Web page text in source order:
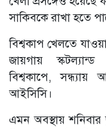
সাকিবকে রাখা হতে
বিশ্বকাপ খেলতে
জায়গায় স্কটল্যান্ড
বিশ্বকাপে, সন্ধ্যায়
আইসিসি।
এমন অবস্থায়